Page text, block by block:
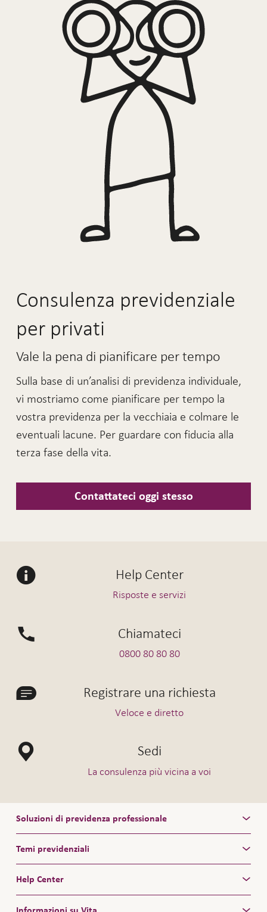
Consulenza previdenziale
per privati
Vale la pena di pianificare per tempo
Sulla base di un’analisi di previdenza individuale,
vi mostriamo come pianificare per tempo la
vostra previdenza per la vecchiaia e colmare le
eventuali lacune. Per guardare con fiducia alla
terza fase della vita.
Contattateci oggi stesso
Help Center
Risposte e servizi
Chiamateci
0800 80 80 80
Registrare una richiesta
Veloce e diretto
Sedi
La consulenza più vicina a voi
Soluzioni di previdenza professionale
Temi previdenziali
Help Center
Informazioni su Vita